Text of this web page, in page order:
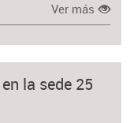
Ver más
la sede 25